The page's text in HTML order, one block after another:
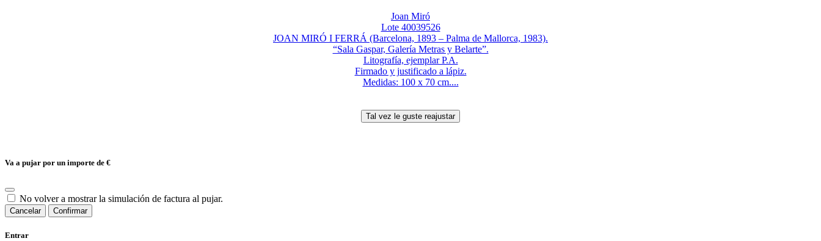
Joan Miró
Lote 40039526
JOAN MIRÓ I FERRÁ (Barcelona, 1893 – Palma de Mallorca, 1983).
“Sala Gaspar, Galería Metras y Belarte”.
Litografía, ejemplar P.A.
Firmado y justificado a lápiz.
Medidas: 100 x 70 cm....
Va a pujar por un importe de €
No volver a mostrar la simulación de factura al pujar.
Cancelar Confirmar
Entrar